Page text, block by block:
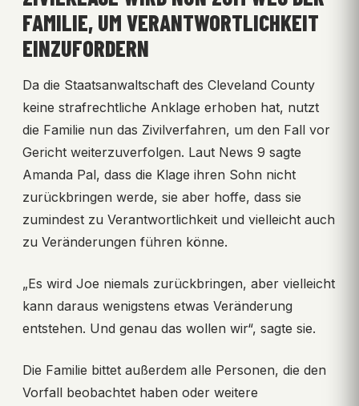
FAMILIE, UM VERANTWORTLICHKEIT
EINZUFORDERN
Da die Staatsanwaltschaft des Cleveland County
keine strafrechtliche Anklage erhoben hat, nutzt
die Familie nun das Zivilverfahren, um den Fall vor
Gericht weiterzuverfolgen. Laut News 9 sagte
Amanda Pal, dass die Klage ihren Sohn nicht
zurückbringen werde, sie aber hoffe, dass sie
zumindest zu Verantwortlichkeit und vielleicht auch
zu Veränderungen führen könne.
„Es wird Joe niemals zurückbringen, aber vielleicht
kann daraus wenigstens etwas Veränderung
entstehen. Und genau das wollen wir“, sagte sie.
Die Familie bittet außerdem alle Personen, die den
Vorfall beobachtet haben oder weitere